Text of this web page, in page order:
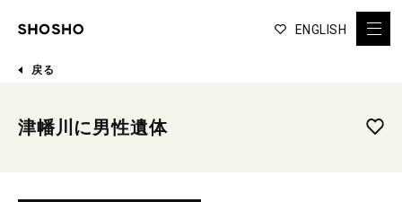
ENGLISH
戻る
津幡川に男性遺体